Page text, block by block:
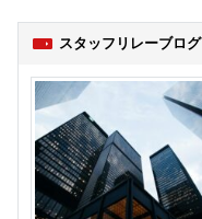
スタッフリレーブログ